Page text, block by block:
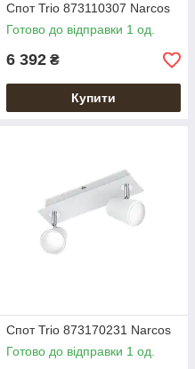
Спот Trio 873110307 Narcos
Готово до відправки 1 од.
6 392 ₴
Купити
Спот Trio 873170231 Narcos
Готово до відправки 1 од.